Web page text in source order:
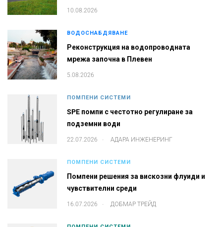
10.08.2026
ВОДОСНАБДЯВАНЕ
Реконструкция на водопроводната
мрежа започна в Плевен
5.08.2026
ПОМПЕНИ СИСТЕМИ
SPE помпи с честотно регулиране за
подземни води
22.07.2026 АДАРА ИНЖЕНЕРИНГ
ПОМПЕНИ СИСТЕМИ
Помпени решения за вискозни флуиди и
чувствителни среди
16.07.2026 ДОБМАР ТРЕЙД